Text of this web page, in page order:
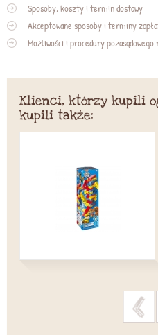
Sposoby, koszty i termin dostawy
Akceptowane sposoby i terminy
Możliwości i procedury pozasądowego
Klienci, którzy kupili
kupili także:
>